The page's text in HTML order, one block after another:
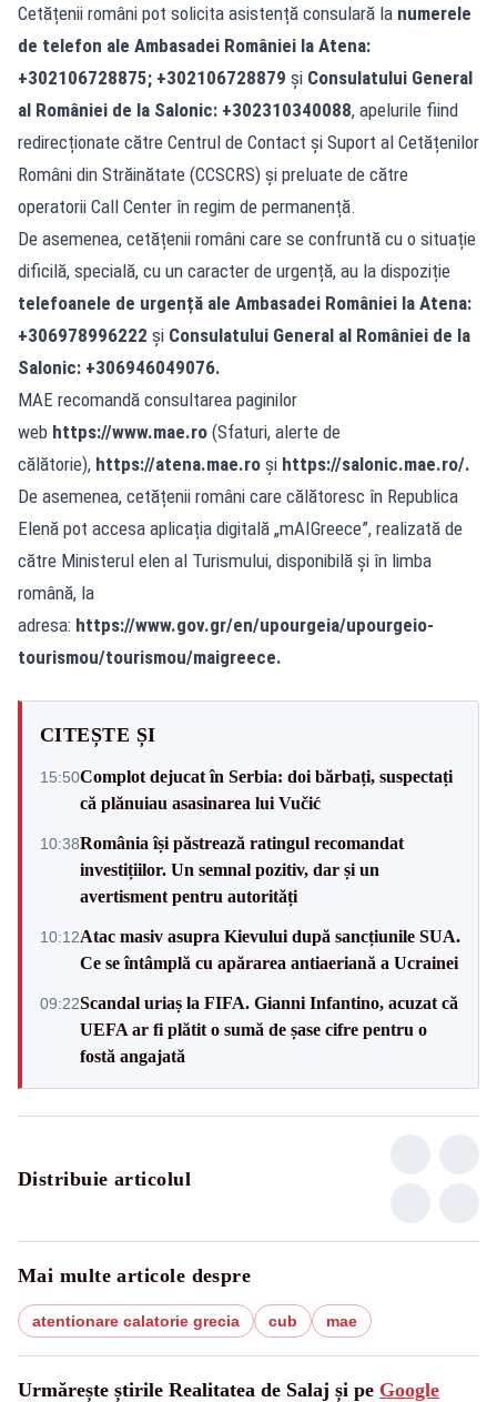
Cetățenii români pot solicita asistență consulară la numerele
de telefon ale Ambasadei României la Atena:
+302106728875; +302106728879 și Consulatului General
al României de la Salonic: +302310340088, apelurile fiind
redirecționate către Centrul de Contact și Suport al Cetățenilor
Români din Străinătate (CCSCRS) și preluate de către
operatorii Call Center în regim de permanență.
De asemenea, cetățenii români care se confruntă cu o situație
dificilă, specială, cu un caracter de urgență, au la dispoziție
telefoanele de urgență ale Ambasadei României la Atena:
+306978996222 și Consulatului General al României de la
Salonic: +306946049076.
MAE recomandă consultarea paginilor
web https://www.mae.ro (Sfaturi, alerte de
călătorie), https://atena.mae.ro și https://salonic.mae.ro/.
De asemenea, cetățenii români care călătoresc în Republica
Elenă pot accesa aplicația digitală „mAIGreece”, realizată de
către Ministerul elen al Turismului, disponibilă și în limba
română, la
adresa: https://www.gov.gr/en/upourgeia/upourgeio-
tourismou/tourismou/maigreece.
CITEȘTE ȘI
15:50Complot dejucat în Serbia: doi bărbați, suspectați
că plănuiau asasinarea lui Vučić
10:38România își păstrează ratingul recomandat
investițiilor. Un semnal pozitiv, dar și un
avertisment pentru autorități
10:12Atac masiv asupra Kievului după sancțiunile SUA.
Ce se întâmplă cu apărarea antiaeriană a Ucrainei
09:22Scandal uriaș la FIFA. Gianni Infantino, acuzat că
UEFA ar fi plătit o sumă de șase cifre pentru o
fostă angajată
Distribuie articolul
Mai multe articole despre
atentionare calatorie grecia cub mae
Urmărește știrile Realitatea de Salaj și pe Google